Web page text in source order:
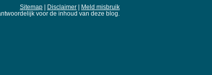
Sitemap | Disclaimer | Meld misbruik
voor de inhoud van deze blog.